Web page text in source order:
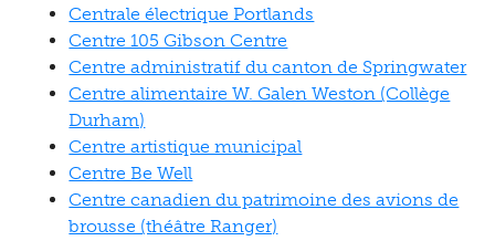
Centrale électrique Portlands
Centre 105 Gibson Centre
Centre administratif du canton de Springwater
Centre alimentaire W. Galen Weston (Collège
Durham)
Centre artistique municipal
Centre Be Well
Centre canadien du patrimoine des avions de
brousse (théâtre Ranger)